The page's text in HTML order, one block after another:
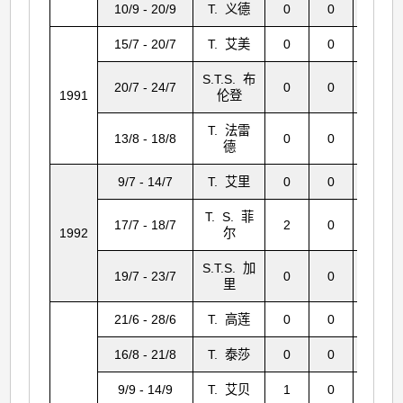
10/9 - 20/9 T. 义德 0 0
1991
15/7 - 20/7 T. 艾美 0 0
20/7 - 24/7
S.T.S. 布
伦登
0 0
13/8 - 18/8
T. 法雷
德
0 0
1992
9/7 - 14/7 T. 艾里 0 0
17/7 - 18/7
T. S. 菲
尔
2 0
19/7 - 23/7
S.T.S. 加
里
0 0
21/6 - 28/6 T. 高莲 0 0
16/8 - 21/8 T. 泰莎 0 0
9/9 - 14/9 T. 艾贝 1 0